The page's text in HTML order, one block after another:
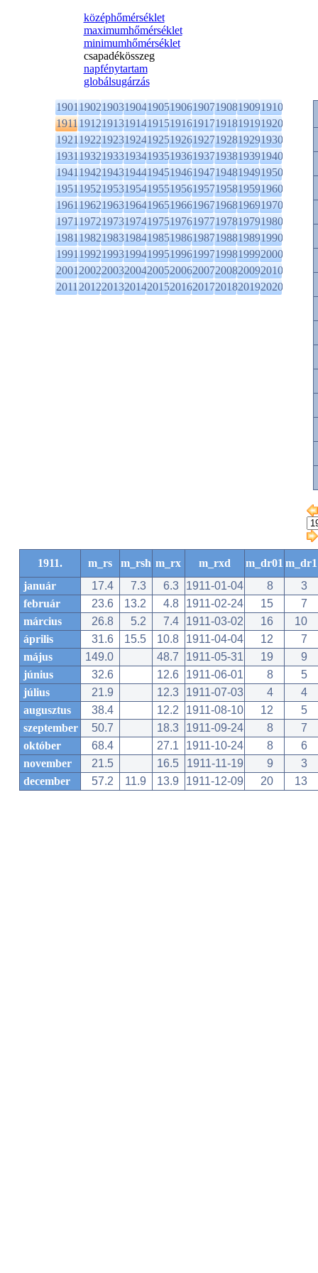
középhőmérséklet
maximumhőmérséklet
minimumhőmérséklet
csapadékösszeg
napfénytartam
globálsugárzás
1901190219031904190519061907190819091910
1911191219131914191519161917191819191920
1921192219231924192519261927192819291930
1931193219331934193519361937193819391940
1941194219431944194519461947194819491950
1951195219531954195519561957195819591960
1961196219631964196519661967196819691970
1971197219731974197519761977197819791980
1981198219831984198519861987198819891990
1991199219931994199519961997199819992000
2001200220032004200520062007200820092010
2011201220132014201520162017201820192020
1911. m_rs m_rsh m_rx m_rxd m_dr01 m_dr1
január
17.4 7.3 6.3 1911-01-04 8
3
február
23.6 13.2 4.8 1911-02-24 15
7
március
26.8 5.2 7.4 1911-03-02 16
10
április
31.6 15.5 10.8 1911-04-04 12
7
május
149.0 48.7 1911-05-31 19
9
június
32.6 12.6 1911-06-01 8
5
július
21.9 12.3 1911-07-03 4
4
augusztus
38.4 12.2 1911-08-10 12
5
szeptember
50.7 18.3 1911-09-24 8
7
október
68.4 27.1 1911-10-24 8
6
november
21.5 16.5 1911-11-19 9
3
december
57.2 11.9 13.9 1911-12-09 20 13